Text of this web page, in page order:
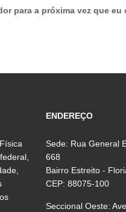
para a próxima vez que eu
ENDEREÇO
Sede: Rua General
668
Bairro Estreito -
CEP: 88075-100
Seccional Oeste: